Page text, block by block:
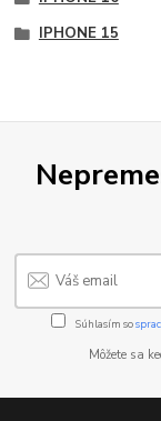
IPHONE 15
Súhlasím so
Môžete sa